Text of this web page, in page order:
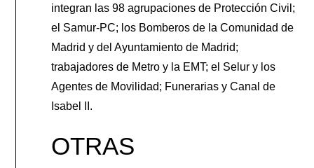
integran las 98 agrupaciones de Protección Civil;
el Samur-PC; los Bomberos de la Comunidad de
Madrid y del Ayuntamiento de Madrid;
trabajadores de Metro y la EMT; el Selur y los
Agentes de Movilidad; Funerarias y Canal de
Isabel II.
OTRAS